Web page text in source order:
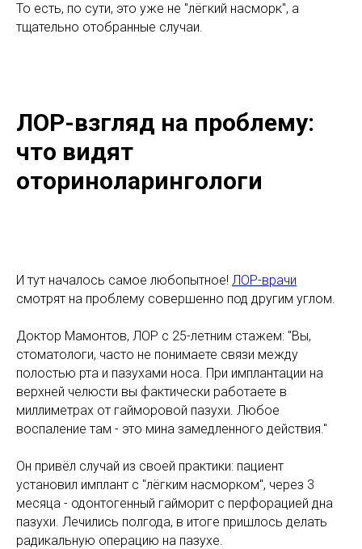
То есть, по сути, это уже не "лёгкий насморк", а
тщательно отобранные случаи.
ЛОР-взгляд на проблему:
что видят
оториноларингологи
И тут началось самое любопытное! ЛОР-врачи
смотрят на проблему совершенно под другим углом.
Доктор Мамонтов, ЛОР с 25-летним стажем: "Вы,
стоматологи, часто не понимаете связи между
полостью рта и пазухами носа. При имплантации на
верхней челюсти вы фактически работаете в
миллиметрах от гайморовой пазухи. Любое
воспаление там - это мина замедленного действия."
Он привёл случай из своей практики: пациент
установил имплант с "лёгким насморком", через 3
месяца - одонтогенный гайморит с перфорацией дна
пазухи. Лечились полгода, в итоге пришлось делать
радикальную операцию на пазухе.